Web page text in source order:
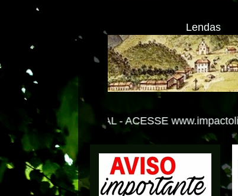
Lendas
ACESSE www.impactolitoral.com.br